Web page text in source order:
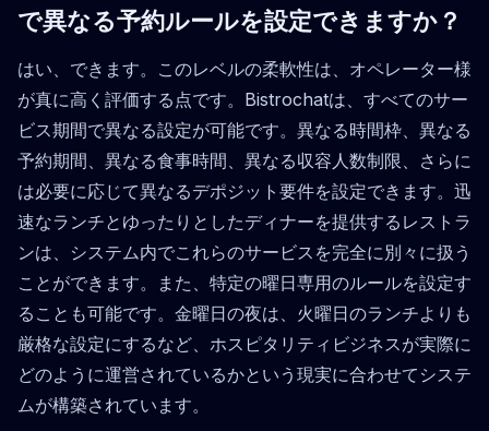
で異なる予約ルールを設定できますか？
はい、できます。このレベルの柔軟性は、オペレーター様
が真に高く評価する点です。Bistrochatは、すべてのサー
ビス期間で異なる設定が可能です。異なる時間枠、異なる
予約期間、異なる食事時間、異なる収容人数制限、さらに
は必要に応じて異なるデポジット要件を設定できます。迅
速なランチとゆったりとしたディナーを提供するレストラ
ンは、システム内でこれらのサービスを完全に別々に扱う
ことができます。また、特定の曜日専用のルールを設定す
ることも可能です。金曜日の夜は、火曜日のランチよりも
厳格な設定にするなど、ホスピタリティビジネスが実際に
どのように運営されているかという現実に合わせてシステ
ムが構築されています。